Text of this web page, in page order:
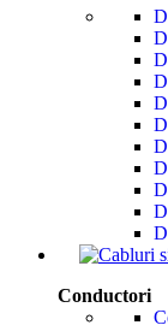
Conductori